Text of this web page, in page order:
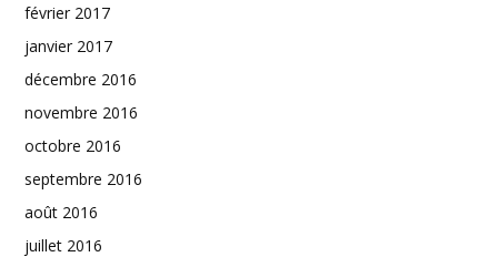
février 2017
janvier 2017
décembre 2016
novembre 2016
octobre 2016
septembre 2016
août 2016
juillet 2016